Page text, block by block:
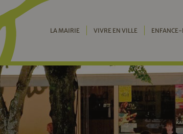
LA MAIRIE VIVRE EN VILLE